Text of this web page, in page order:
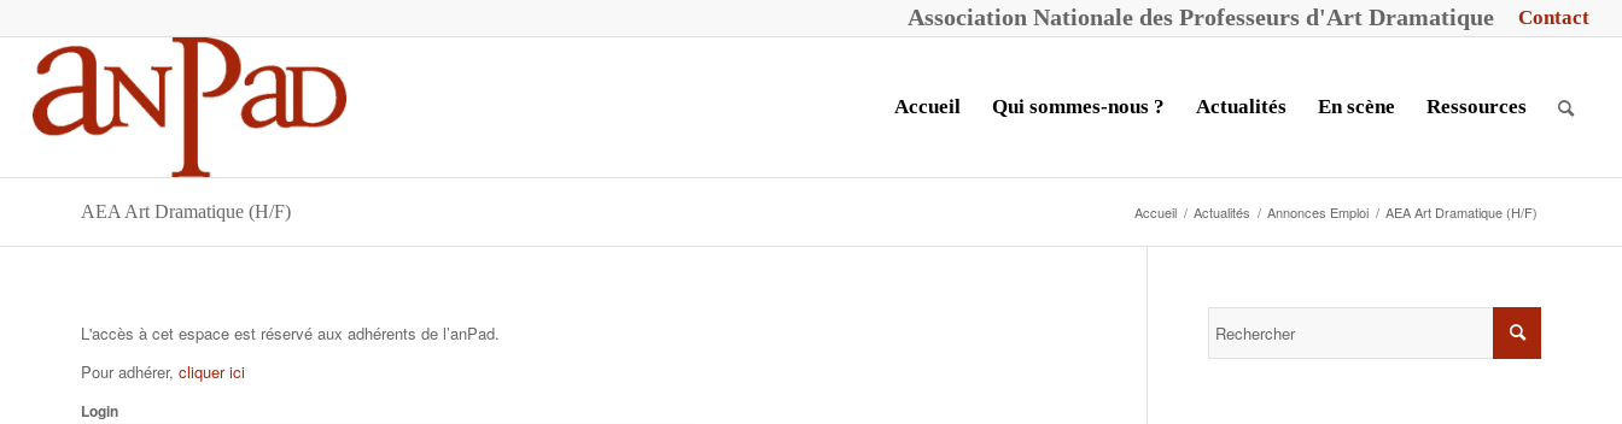
Contact
AssociationNationale desProfesseurs d'ArtDramatique
Accueil Qui sommes-nous ? Actualités En scène Ressources
AEA Art Dramatique (H/F) Accueil / Actualités / Annonces Emploi / AEA Art Dramatique (H/F)
L'accès à cet espace est réservé aux adhérents de l’anPad.
Pour adhérer, cliquer ici
Login